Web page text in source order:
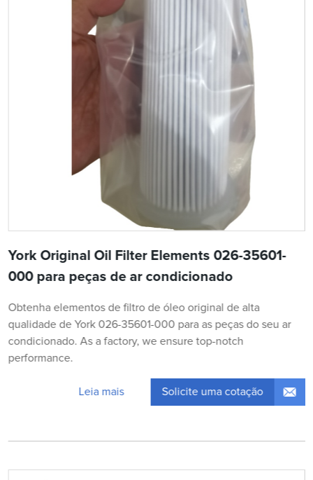
York Original Oil Filter Elements 026-35601-
000 para peças de ar condicionado
Obtenha elementos de filtro de óleo original de alta
qualidade de York 026-35601-000 para as peças do seu ar
condicionado. As a factory, we ensure top-notch
performance.
Leia mais Solicite uma cotação